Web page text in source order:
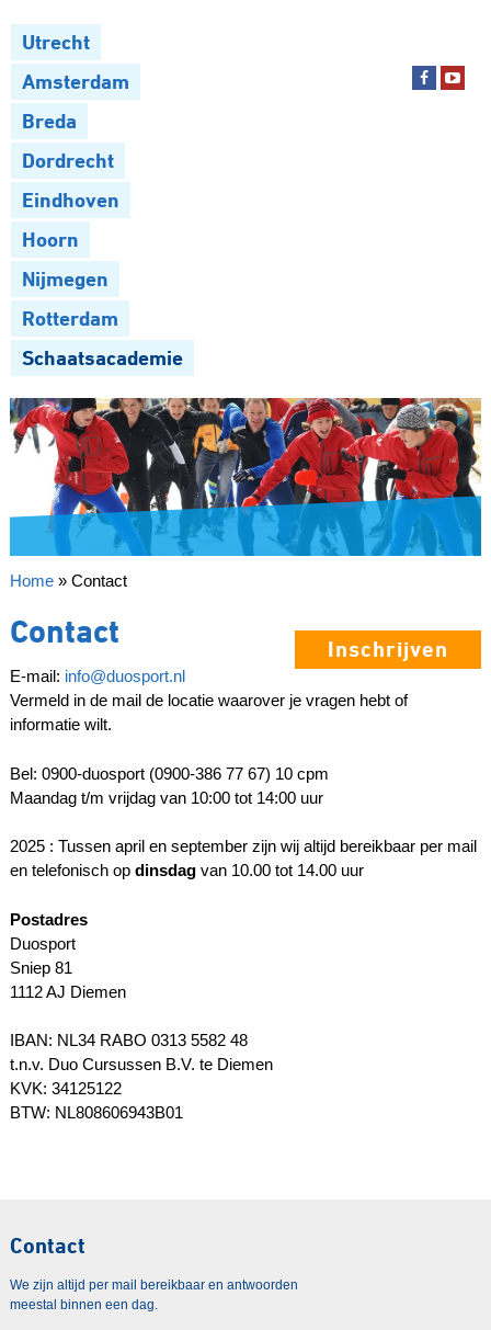
Utrecht
Amsterdam
Breda
Dordrecht
Eindhoven
Hoorn
Nijmegen
Rotterdam
Schaatsacademie
Home» Contact
Inschrijven
Contact
E-mail: info@duosport.nl
Vermeld in de mail de locatie waarover je vragen hebt of
informatie wilt.
Bel: 0900-duosport (0900-386 77 67) 10 cpm
Maandag t/m vrijdag van 10:00 tot 14:00 uur
2025 : Tussen april en september zijn wij altijd bereikbaar per mail
en telefonisch op dinsdagvan 10.00 tot 14.00 uur
Postadres
Duosport
Sniep 81
1112 AJ Diemen
IBAN: NL34 RABO 0313 5582 48
t.n.v. Duo Cursussen B.V. te Diemen
KVK: 34125122
BTW: NL808606943B01
Contact
We zijn altijd per mail bereikbaar en antwoorden
meestal binnen een dag.